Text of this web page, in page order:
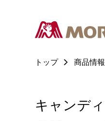
トップ 商品情報
キャンディ